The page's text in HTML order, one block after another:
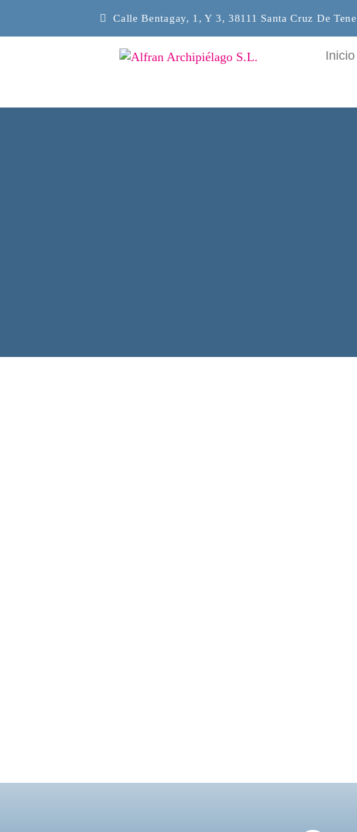
Calle Bentagay, 1, Y 3, 38111 Santa Cruz De
Inicio